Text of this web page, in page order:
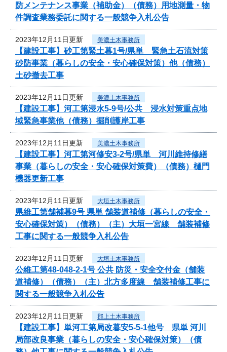
防メンテナンス事業（補助金）（債務）用地測量・物
件調査業務委託に関する一般競争入札公告
2023年12月11日更新 美濃土木事務所
【建設工事】砂工第緊土暮1号/県単 緊急土石流対策
砂防事業（暮らしの安全・安心確保対策）他（債務）
土砂撤去工事
2023年12月11日更新 美濃土木事務所
【建設工事】河工第浸水5-9号/公共 浸水対策重点地
域緊急事業他（債務）掘削護岸工事
2023年12月11日更新 美濃土木事務所
【建設工事】河工第河修安3-2号/県単 河川維持修繕
事業（暮らしの安全・安心確保対策費）（債務）樋門
機器更新工事
2023年12月11日更新 大垣土木事務所
県維工第舗補暮9号 県単 舗装道補修（暮らしの安全・
安心確保対策）（債務）（主）大垣一宮線 舗装補修
工事に関する一般競争入札公告
2023年12月11日更新 大垣土木事務所
公維工第48-048-2-1号 公共 防災・安全交付金（舗装
道補修）（債務）（主）北方多度線 舗装補修工事に
関する一般競争入札公告
2023年12月11日更新 郡上土木事務所
【建設工事】単河工第局改暮安5-5-1他号 県単 河川
局部改良事業（暮らしの安全・安心確保対策）（債